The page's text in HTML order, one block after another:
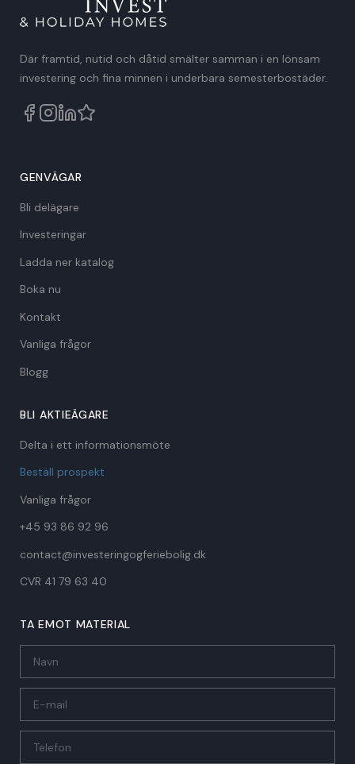
Där framtid, nutid och dåtid smälter samman i en lönsam
investering och fina minnen i underbara semesterbostäder.
GENVÄGAR
Bli delägare
Investeringar
Ladda ner katalog
Boka nu
Kontakt
Vanliga frågor
Blogg
BLI AKTIEÄGARE
Delta i ett informationsmöte
Beställ prospekt
Vanliga frågor
+45 93 86 92 96
contact@investeringogferiebolig.dk
CVR 41 79 63 40​
TA EMOT MATERIAL